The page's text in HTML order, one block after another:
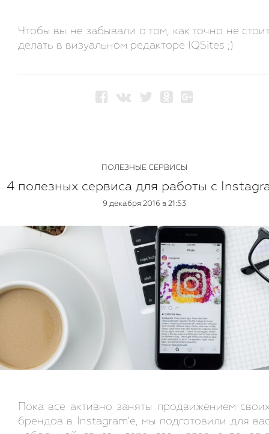
Чтобы вы не забывали о том, как точно не
делать в визуальном редакторе IQSites ;)
ПОЛЕЗНЫЕ СЕРВИСЫ
4 полезных сервиса для работы с
9 декабря 2016 в 21:53
Пока все активно заняты продвижением
брендов в Instagram'e, мы подготовили для